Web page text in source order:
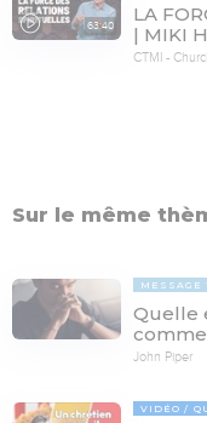
63:40
LA
| MIKI
CTMI -
Sur le même
MESSAGE
Quelle
John Piper
VIDÉO